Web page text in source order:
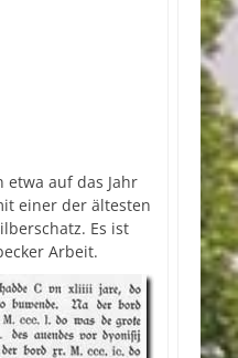
etwa auf das Jahr
einer der ältesten
Es ist
Arbeit.